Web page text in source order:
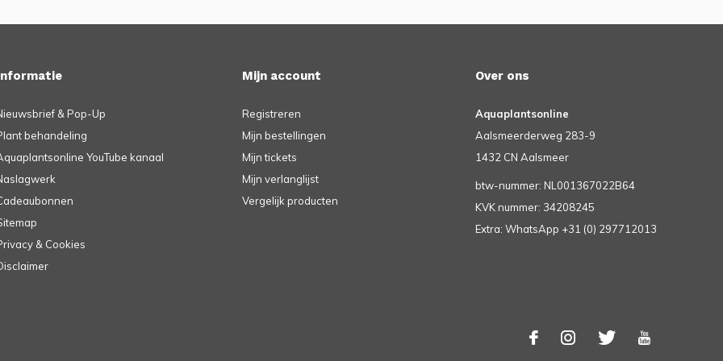
& Pop-Up
behandeling
YouTube kanaal
& Cookies
Mijn account
Registreren
Mijn bestellingen
Mijn tickets
Mijn verlanglijst
Vergelijk producten
Over ons
Aquaplantsonline
Aalsmeerderweg 283-9
1432 CN Aalsmeer
btw-nummer: NL001367022B64
KVK nummer: 34208245
Extra: WhatsApp +31 (0) 297712013